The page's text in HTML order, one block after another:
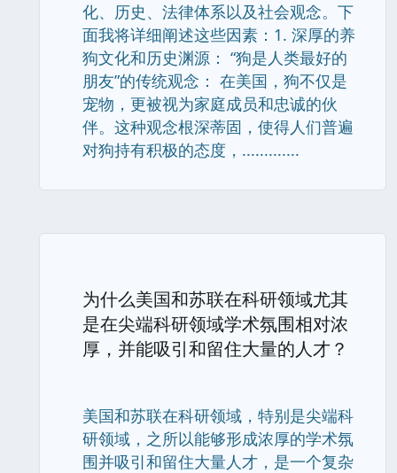
化、历史、法律体系以及社会观念。下
面我将详细阐述这些因素：1. 深厚的养
狗文化和历史渊源： “狗是人类最好的
朋友”的传统观念： 在美国，狗不仅是
宠物，更被视为家庭成员和忠诚的伙
伴。这种观念根深蒂固，使得人们普遍
对狗持有积极的态度，.............
为什么美国和苏联在科研领域尤其
是在尖端科研领域学术氛围相对浓
厚，并能吸引和留住大量的人才？
美国和苏联在科研领域，特别是尖端科
研领域，之所以能够形成浓厚的学术氛
围并吸引和留住大量人才，是一个复杂